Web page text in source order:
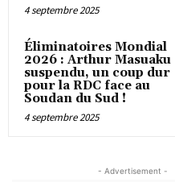
4 septembre 2025
Éliminatoires Mondial
2026 : Arthur Masuaku
suspendu, un coup dur
pour la RDC face au
Soudan du Sud !
4 septembre 2025
- Advertisement -